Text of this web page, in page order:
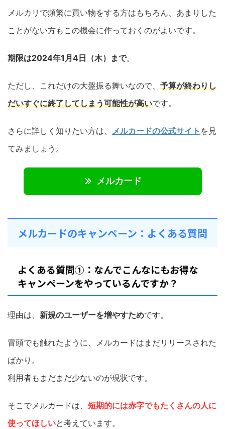
メルカリで頻繁に買い物をする方はもちろん、あまりした
ことがない方もこの機会に作っておくのがよいです。
期限は2024年1月4日（木）まで。
ただし、これだけの大盤振る舞いなので、 予算が終わりし
だいすぐに終了してしまう可能性が高いです。
さらに詳しく知りたい方は、 メルカードの公式サイト を見
てみましょう。
メルカード
メルカードのキャンペーン：よくある質問
よくある質問①：なんでこんなにもお得な
キャンペーンをやっているんですか？
理由は、 新規のユーザーを増やすためです。
冒頭でも触れたように、メルカードはまだリリースされた
ばかり。
利用者もまだまだ少ないのが現状です。
そこでメルカードは、 短期的には赤字でもたくさんの人に
使ってほしいと考えています。